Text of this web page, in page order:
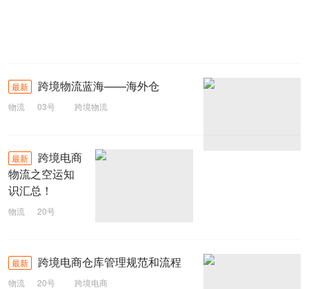
最新 跨境物流蓝海——海外仓
物流 03号 跨境物流
最新
跨境电商
物流之空运知
识汇总！
物流
20号
最新 跨境电商仓库管理规范和流程
物流 20号 跨境电商